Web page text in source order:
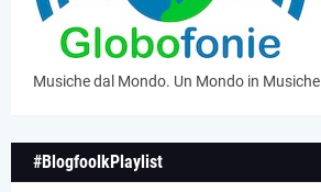
Musiche dal Mondo. Un Mondo in Musiche
#BlogfoolkPlaylist